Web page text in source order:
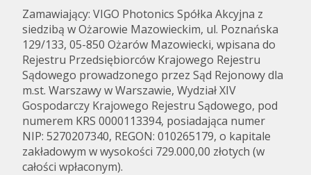
Zamawiający: VIGO Photonics Spółka Akcyjna z
siedzibą w Ożarowie Mazowieckim, ul. Poznańska
129/133, 05-850 Ożarów Mazowiecki, wpisana do
Rejestru Przedsiębiorców Krajowego Rejestru
Sądowego prowadzonego przez Sąd Rejonowy dla
m.st. Warszawy w Warszawie, Wydział XIV
Gospodarczy Krajowego Rejestru Sądowego, pod
numerem KRS 0000113394, posiadająca numer
NIP: 5270207340, REGON: 010265179, o kapitale
zakładowym w wysokości 729.000,00 złotych (w
całości wpłaconym).